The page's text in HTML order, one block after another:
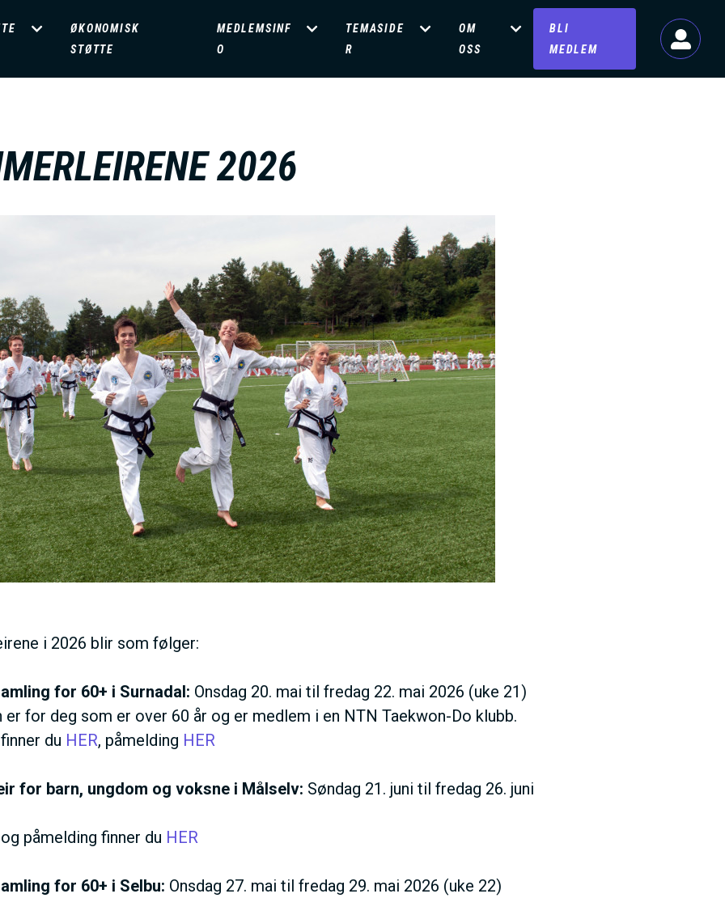
ØKONOMISK
STØTTE
MEDLEMSINF
O
TEMASIDE
R
OM
OSS
BLI
MEDLEM
2026
i 2026 blir som følger:
for 60+ i Surnadal: Onsdag 20. mai til fredag 22. mai 2026 (uke 21)
er for deg som er over 60 år og er medlem i en NTN Taekwon-Do klubb.
du HER, påmelding HER
for barn, ungdom og voksne i Målselv: Søndag 21. juni til fredag 26. juni
påmelding finner du HER
for 60+ i Selbu: Onsdag 27. mai til fredag 29. mai 2026 (uke 22)